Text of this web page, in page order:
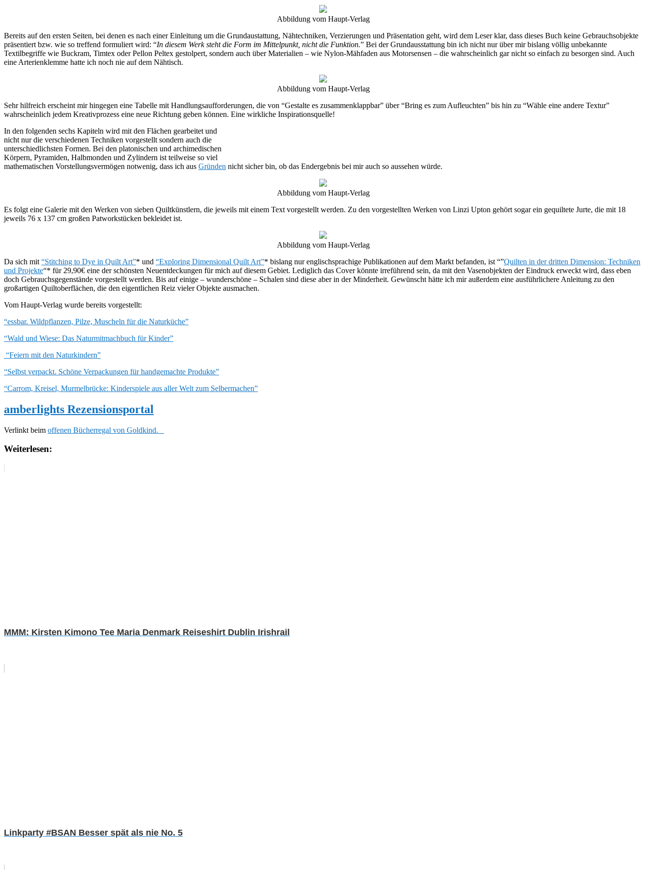
Abbildung vom Haupt-Verlag
Bereits auf den ersten Seiten, bei denen es nach einer Einleitung um die Grundaustattung, Nähtechniken, Verzierungen und Präsentation geht, wird dem Leser klar, dass dieses Buch keine Gebrauchsobjekte
präsentiert bzw. wie so treffend formuliert wird: “In diesem Werk steht die Form im Mittelpunkt, nicht die Funktion.” Bei der Grundausstattung bin ich nicht nur über mir bislang völlig unbekannte
Textilbegriffe wie Buckram, Timtex oder Pellon Peltex gestolpert, sondern auch über Materialien – wie Nylon-Mähfaden aus Motorsensen – die wahrscheinlich gar nicht so einfach zu besorgen sind. Auch
eine Arterienklemme hatte ich noch nie auf dem Nähtisch.
Abbildung vom Haupt-Verlag
Sehr hilfreich erscheint mir hingegen eine Tabelle mit Handlungsaufforderungen, die von “Gestalte es zusammenklappbar” über “Bring es zum Aufleuchten” bis hin zu “Wähle eine andere Textur”
wahrscheinlich jedem Kreativprozess eine neue Richtung geben können. Eine wirkliche Inspirationsquelle!
In den folgenden sechs Kapiteln wird mit den Flächen gearbeitet und
nicht nur die verschiedenen Techniken vorgestellt sondern auch die
unterschiedlichsten Formen. Bei den platonischen und archimedischen
Körpern, Pyramiden, Halbmonden und Zylindern ist teilweise so viel
mathematischen Vorstellungsvermögen notwenig, dass ich aus Gründen nicht sicher bin, ob das Endergebnis bei mir auch so aussehen würde.
Abbildung vom Haupt-Verlag
Es folgt eine Galerie mit den Werken von sieben Quiltkünstlern, die jeweils mit einem Text vorgestellt werden. Zu den vorgestellten Werken von Linzi Upton gehört sogar ein gequiltete Jurte, die mit 18
jeweils 76 x 137 cm großen Patworkstücken bekleidet ist.
Abbildung vom Haupt-Verlag
Da sich mit “Stitching to Dye in Quilt Art”* und “Exploring Dimensional Quilt Art”* bislang nur englischsprachige Publikationen auf dem Markt befanden, ist “”Quilten in der dritten Dimension: Techniken
und Projekte“* für 29,90€ eine der schönsten Neuentdeckungen für mich auf diesem Gebiet. Lediglich das Cover könnte irreführend sein, da mit den Vasenobjekten der Eindruck erweckt wird, dass eben
doch Gebrauchsgegenstände vorgestellt werden. Bis auf einige – wunderschöne – Schalen sind diese aber in der Minderheit. Gewünscht hätte ich mir außerdem eine ausführlichere Anleitung zu den
großartigen Quiltoberflächen, die den eigentlichen Reiz vieler Objekte ausmachen.
Vom Haupt-Verlag wurde bereits vorgestellt:
“essbar. Wildpflanzen, Pilze, Muscheln für die Naturküche”
“Wald und Wiese: Das Naturmitmachbuch für Kinder”
“Feiern mit den Naturkindern”
“Selbst verpackt. Schöne Verpackungen für handgemachte Produkte”
“Carrom, Kreisel, Murmelbrücke: Kinderspiele aus aller Welt zum Selbermachen”
amberlights Rezensionsportal
Verlinkt beim offenen Bücherregal von Goldkind.
Weiterlesen:
MMM: Kirsten Kimono Tee Maria Denmark Reiseshirt Dublin Irishrail
Linkparty #BSAN Besser spät als nie No. 5